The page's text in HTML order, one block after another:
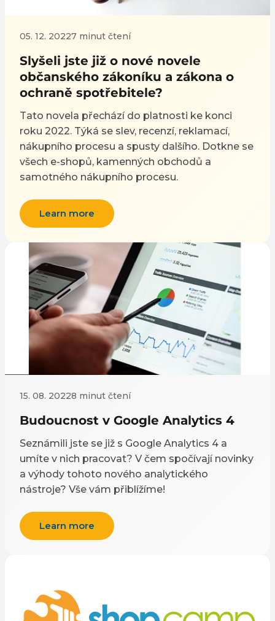
05. 12. 20227 minut čtení
Slyšeli jste již o nové novele
občanského zákoníku a zákona o
ochraně spotřebitele?
Tato novela přechází do platnosti ke konci
roku 2022. Týká se slev, recenzí, reklamací,
nákupního procesu a spusty dalšího. Dotkne se
všech e-shopů, kamenných obchodů a
samotného nákupního procesu.
Learn more
15. 08. 20228 minut čtení
Budoucnost v Google Analytics 4
Seznámili jste se již s Google Analytics 4 a
umíte v nich pracovat? V čem spočívají novinky
a výhody tohoto nového analytického
nástroje? Vše vám přiblížíme!
Learn more